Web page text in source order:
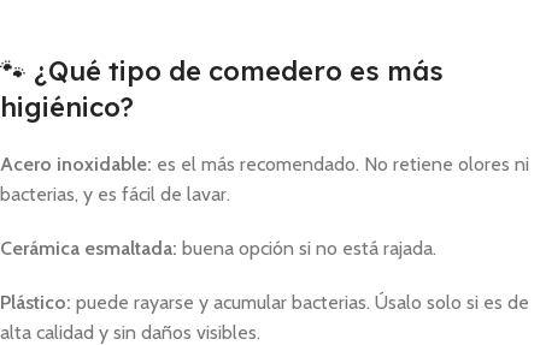
🐾 ¿Qué tipo de comedero es más
higiénico?
Acero inoxidable: es el más recomendado. No retiene olores ni
bacterias, y es fácil de lavar.
Cerámica esmaltada: buena opción si no está rajada.
Plástico: puede rayarse y acumular bacterias. Úsalo solo si es de
alta calidad y sin daños visibles.